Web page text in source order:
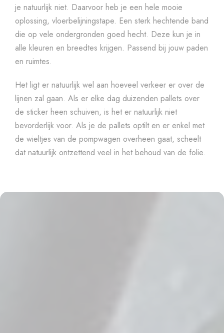
je natuurlijk niet. Daarvoor heb je een hele mooie
oplossing, vloerbelijningstape. Een sterk hechtende band
die op vele ondergronden goed hecht. Deze kun je in
alle kleuren en breedtes krijgen. Passend bij jouw paden
en ruimtes.
Het ligt er natuurlijk wel aan hoeveel verkeer er over de
lijnen zal gaan. Als er elke dag duizenden pallets over
de sticker heen schuiven, is het er natuurlijk niet
bevorderlijk voor. Als je de pallets optilt en er enkel met
de wieltjes van de pompwagen overheen gaat, scheelt
dat natuurlijk ontzettend veel in het behoud van de folie.